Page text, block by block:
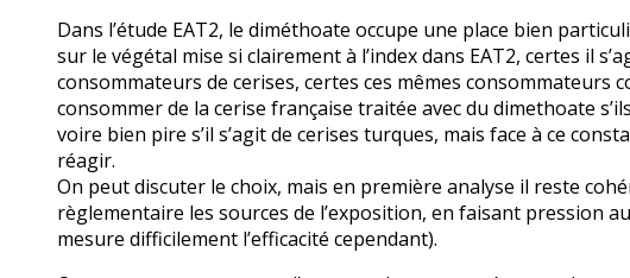
Dans l’étude EAT2, le diméthoate occupe une place bien
sur le végétal mise si clairement à l’index dans EAT2, certes il
consommateurs de cerises, certes ces mêmes consommateurs
consommer de la cerise française traitée avec du dimethoate
voire bien pire s’il s’agit de cerises turques, mais face à ce
réagir.
On peut discuter le choix, mais en première analyse il reste
règlementaire les sources de l’exposition, en faisant pression
mesure difficilement l’efficacité cependant).